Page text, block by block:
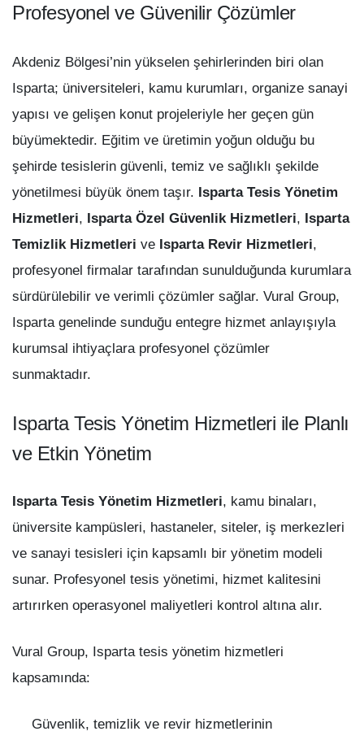
Profesyonel ve Güvenilir Çözümler
Akdeniz Bölgesi’nin yükselen şehirlerinden biri olan
Isparta; üniversiteleri, kamu kurumları, organize sanayi
yapısı ve gelişen konut projeleriyle her geçen gün
büyümektedir. Eğitim ve üretimin yoğun olduğu bu
şehirde tesislerin güvenli, temiz ve sağlıklı şekilde
yönetilmesi büyük önem taşır. Isparta Tesis Yönetim
Hizmetleri, Isparta Özel Güvenlik Hizmetleri, Isparta
Temizlik Hizmetleri ve Isparta Revir Hizmetleri,
profesyonel firmalar tarafından sunulduğunda kurumlara
sürdürülebilir ve verimli çözümler sağlar. Vural Group,
Isparta genelinde sunduğu entegre hizmet anlayışıyla
kurumsal ihtiyaçlara profesyonel çözümler
sunmaktadır.
Isparta Tesis Yönetim Hizmetleri ile Planlı
ve Etkin Yönetim
Isparta Tesis Yönetim Hizmetleri, kamu binaları,
üniversite kampüsleri, hastaneler, siteler, iş merkezleri
ve sanayi tesisleri için kapsamlı bir yönetim modeli
sunar. Profesyonel tesis yönetimi, hizmet kalitesini
artırırken operasyonel maliyetleri kontrol altına alır.
Vural Group, Isparta tesis yönetim hizmetleri
kapsamında:
Güvenlik, temizlik ve revir hizmetlerinin